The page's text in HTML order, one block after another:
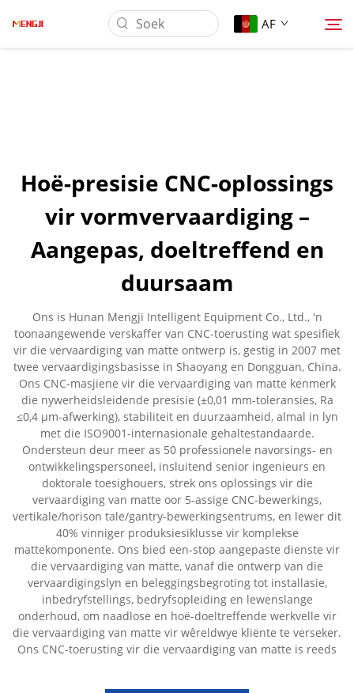
AF
Toepassing
Laai Af
Kontak Ons
Hoë-presisie CNC-oplossings
vir vormvervaardiging –
Aangepas, doeltreffend en
duursaam
Ons is Hunan Mengji Intelligent Equipment Co., Ltd., 'n
toonaangewende verskaffer van CNC-toerusting wat spesifiek
vir die vervaardiging van matte ontwerp is, gestig in 2007 met
twee vervaardigingsbasisse in Shaoyang en Dongguan, China.
Ons CNC-masjiene vir die vervaardiging van matte kenmerk
die nywerheidsleidende presisie (±0,01 mm-toleransies, Ra
≤0,4 µm-afwerking), stabiliteit en duurzaamheid, almal in lyn
met die ISO9001-internasionale gehaltestandaarde.
Ondersteun deur meer as 50 professionele navorsings- en
ontwikkelingspersoneel, insluitend senior ingenieurs en
doktorale toesighouers, strek ons oplossings vir die
vervaardiging van matte oor 5-assige CNC-bewerkings,
vertikale/horison tale/gantry-bewerkingsentrums, en lewer dit
40% vinniger produksiesiklusse vir komplekse
mattekomponente. Ons bied een-stop aangepaste dienste vir
die vervaardiging van matte, vanaf die ontwerp van die
vervaardigingslyn en beleggingsbegroting tot installasie,
inbedryfstellings, bedryfsopleiding en lewenslange
onderhoud, om naadlose en hoë-doeltreffende werkvelle vir
die vervaardiging van matte vir wêreldwye kliënte te verseker.
Ons CNC-toerusting vir die vervaardiging van matte is reeds